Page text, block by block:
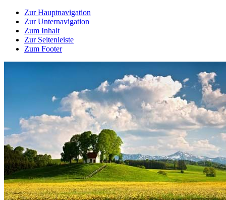
Zur Hauptnavigation
Zur Unternavigation
Zum Inhalt
Zur Seitenleiste
Zum Footer